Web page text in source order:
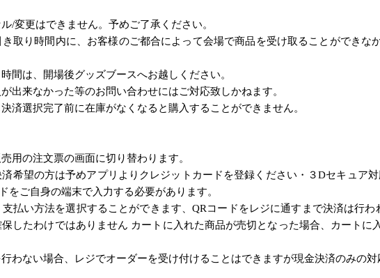
/変更はできません。予めご了承ください。
き取り時間内に、お客様のご都合によって会場で商品を受け取ることができな
間は、開場後グッズブースへお越しください。
出来なかった等のお問い合わせにはご対応致しかねます。
済選択完了前に在庫がなくなると購入することができません。
用の注文票の画面に切り替わります。
済希望の方は予めアプリよりクレジットカードを登録ください・３Dセキュア
をご自身の端末で入力する必要があります。
支払い方法を選択することができます、QRコードをレジに通すまで決済は行
したわけではありません カートに入れた商品が売切となった場合、カートに
行わない場合、レジでオーダーを受け付けることはできますが現金決済のみの